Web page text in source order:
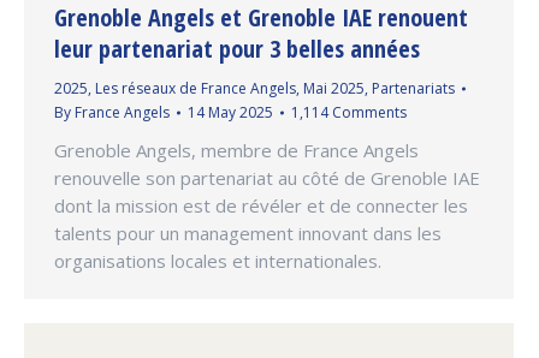
Grenoble Angels et Grenoble IAE renouent
leur partenariat pour 3 belles années
2025, Les réseaux de France Angels, Mai 2025, Partenariats
By France Angels 14 May 2025 1,114 Comments
Grenoble Angels, membre de France Angels
renouvelle son partenariat au côté de Grenoble IAE
dont la mission est de révéler et de connecter les
talents pour un management innovant dans les
organisations locales et internationales.